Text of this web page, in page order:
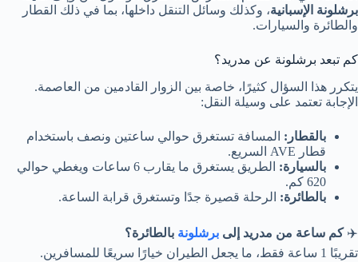
برشلونة الإسبانية، وكذلك وسائل التنقل داخلها، بما في ذلك القطار
والطائرة والسيارات.
كم تبعد برشلونة عن مدريد؟
يتكرر هذا السؤال كثيرًا، خاصة بين الزوار القادمين من العاصمة.
الإجابة تعتمد على وسيلة النقل:
بالقطار: المسافة تستغرق حوالي ساعتين ونصف باستخدام
قطار AVE السريع.
بالسيارة:
الطريق يستغرق ما يقارب 6 ساعات ويغطي حوالي
620 كم.
بالطائرة: الرحلة قصيرة جدًا وتستغرق قرابة الساعة.
✈️كم ساعة من مدريد إلى برشلونة بالطائرة؟
تقريبًا 1 ساعة فقط، ما يجعل الطيران خيارًا سريعًا للمسافرين.